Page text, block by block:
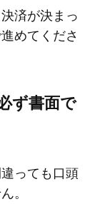
済が決まっ
めてくださ
ず書面で
っても口頭
。